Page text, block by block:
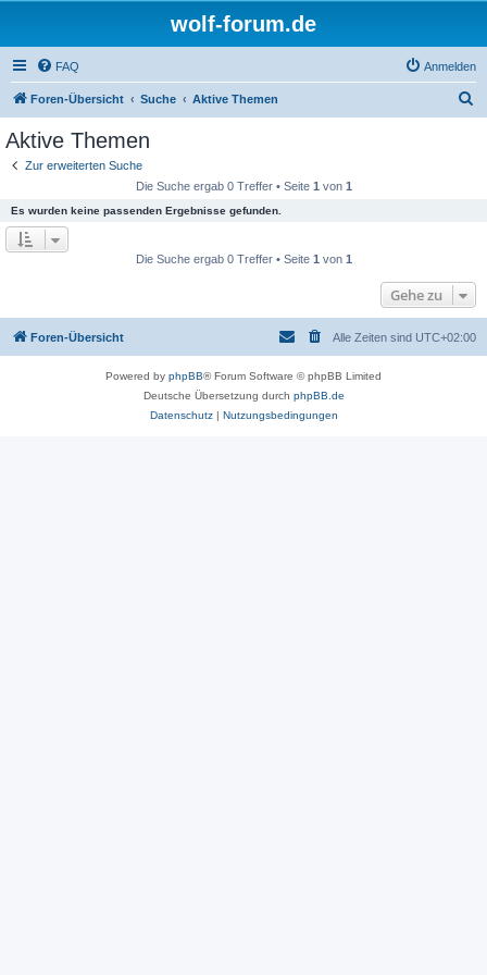
wolf-forum.de
FAQ Anmelden
Foren-Übersicht Suche Aktive Themen
Aktive Themen
Zur erweiterten Suche
Die Suche ergab 0 Treffer • Seite 1 von 1
Es wurden keine passenden Ergebnisse gefunden.
Die Suche ergab 0 Treffer • Seite 1 von 1
Gehe zu
Foren-Übersicht Alle Zeiten sind UTC+02:00
Powered by phpBB® Forum Software © phpBB Limited
Deutsche Übersetzung durch phpBB.de
Datenschutz| Nutzungsbedingungen